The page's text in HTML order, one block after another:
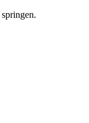
springen.